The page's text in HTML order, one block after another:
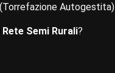
(Torrefazione Autogestita)
Rete Semi Rurali?